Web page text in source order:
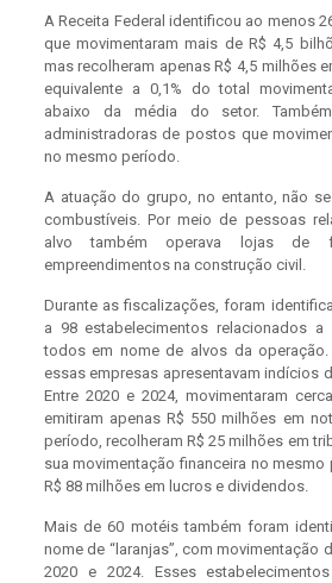
A Receita Federal identificou ao menos
que movimentaram mais de R$ 4,5
mas recolheram apenas R$ 4,5 milhões
equivalente a 0,1% do total
abaixo da média do setor.
administradoras de postos que
no mesmo período.
A atuação do grupo, no entanto, não
combustíveis. Por meio de pessoas
alvo também operava lojas de
empreendimentos na construção civil.
Durante as fiscalizações, foram
a 98 estabelecimentos relacionados a
todos em nome de alvos da operação.
essas empresas apresentavam indícios
Entre 2020 e 2024, movimentaram
emitiram apenas R$ 550 milhões em
período, recolheram R$ 25 milhões em
sua movimentação financeira no
R$ 88 milhões em lucros e dividendos.
Mais de 60 motéis também foram
nome de “laranjas”, com movimentação
2020 e 2024. Esses